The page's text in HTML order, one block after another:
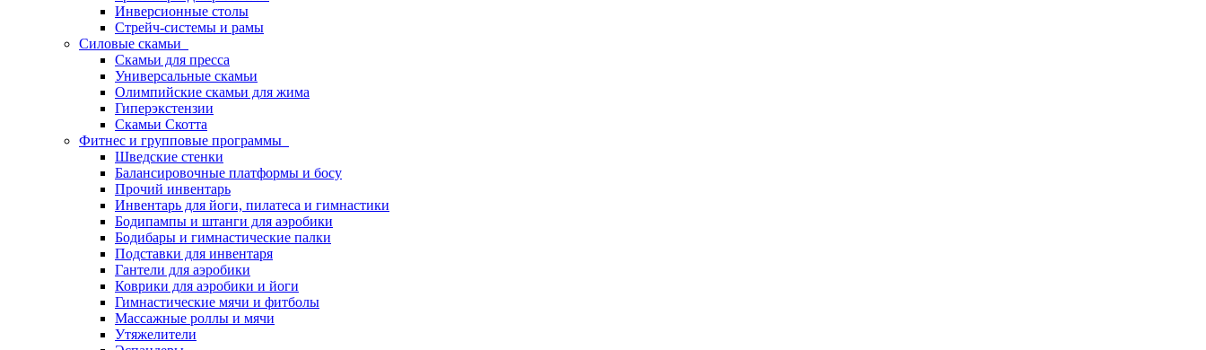
Инверсионные столы
Стрейч-системы и рамы
Силовые скамьи
Скамьи для пресса
Универсальные скамьи
Олимпийские скамьи для жима
Гиперэкстензии
Скамьи Скотта
Фитнес и групповые программы
Шведские стенки
Балансировочные платформы и босу
Прочий инвентарь
Инвентарь для йоги, пилатеса и гимнастики
Бодипампы и штанги для аэробики
Бодибары и гимнастические палки
Подставки для инвентаря
Гантели для аэробики
Коврики для аэробики и йоги
Гимнастические мячи и фитболы
Массажные роллы и мячи
Утяжелители